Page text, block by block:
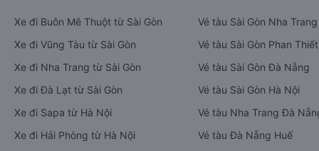
Xe đi Buôn Mê Thuột từ Sài Gòn
Xe đi Vũng Tàu từ Sài Gòn
Xe đi Nha Trang từ Sài Gòn
Xe đi Đà Lạt từ Sài Gòn
Xe đi Sapa từ Hà Nội
Xe đi Hải Phòng từ Hà Nội
Vé tàu Sài Gòn Nha Trang
Vé tàu Sài Gòn Phan Thiết
Vé tàu Sài Gòn Đà Nẵng
Vé tàu Sài Gòn Hà Nội
Vé tàu Nha Trang Đà
Vé tàu Đà Nẵng Huế